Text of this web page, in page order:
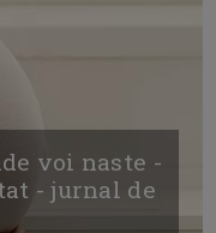
voi naste -
- jurnal de